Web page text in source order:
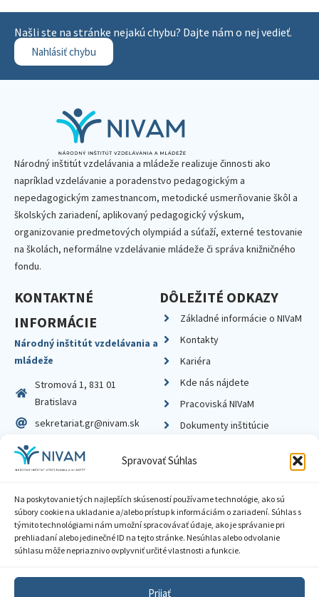
Spravovať Súhlas
Na poskytovanie tých najlepších skúseností používame technológie, ako sú
súbory cookie na ukladanie a/alebo prístup k informáciám o zariadení. Súhlas s
týmito technológiami nám umožní spracovávať údaje, ako je správanie pri
prehliadaní alebo jedinečné ID na tejto stránke. Nesúhlas alebo odvolanie
súhlasu môže nepriaznivo ovplyvniť určité vlastnosti a funkcie.
Prijať
Našli ste na stránke nejakú chybu? Dajte nám o nej vedieť.
Nahlásiť chybu
Národný inštitút vzdelávania a mládeže realizuje činnosti ako
napríklad vzdelávanie a poradenstvo pedagogickým a
nepedagogickým zamestnancom, metodické usmerňovanie škôl a
školských zariadení, aplikovaný pedagogický výskum,
organizovanie predmetových olympiád a súťaží, externé testovanie
na školách, neformálne vzdelávanie mládeže či správa knižničného
fondu.
KONTAKTNÉ
INFORMÁCIE
Národný inštitút vzdelávania a
mládeže
Stromová 1, 831 01
Bratislava
sekretariat.gr@nivam.sk
IČO: 00164348
DIČ: 2020798714
DÔLEŽITÉ ODKAZY
Základné informácie o NIVaM
Kontakty
Kariéra
Kde nás nájdete
Pracoviská NIVaM
Dokumenty inštitúcie
Zásady ochrany súkromia